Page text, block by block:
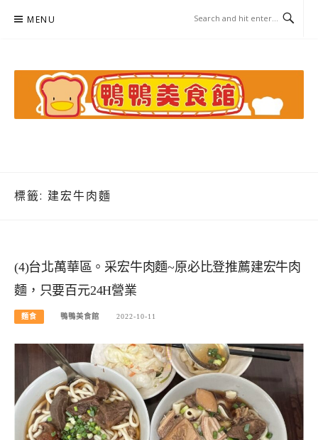
MENU
標籤: 建宏牛肉麵
(4)台北萬華區。采宏牛肉麵~原必比登推薦建宏牛肉
麵，只要百元24H營業
麵食 鴨鴨美食館 2022-10-11